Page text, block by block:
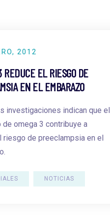
2012
REDUCE EL RIESGO DE
EN EL EMBARAZO
investigaciones indican que el
de omega 3 contribuye a
riesgo de preeclampsia en el
NOTICIAS